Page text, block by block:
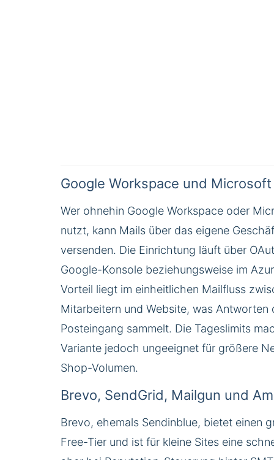
Google Workspace und
Wer ohnehin Google Workspace oder
nutzt, kann Mails über das eigene
versenden. Die Einrichtung läuft über
Google-Konsole beziehungsweise im
Vorteil liegt im einheitlichen Mailfluss
Mitarbeitern und Website, was Antworten
Posteingang sammelt. Die Tageslimits
Variante jedoch ungeeignet für größere
Shop-Volumen.
Brevo, SendGrid, Mailgun und
Brevo, ehemals Sendinblue, bietet einen
Free-Tier und ist für kleine Sites eine